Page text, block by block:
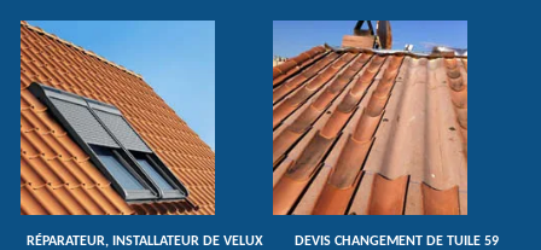
RÉPARATEUR, INSTALLATEUR DE VELUX
DEVIS CHANGEMENT DE TUILE 59